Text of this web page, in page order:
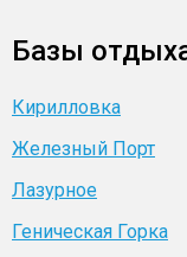
Базы
Кирилловка
Железный Порт
Лазурное
Геническая Горка